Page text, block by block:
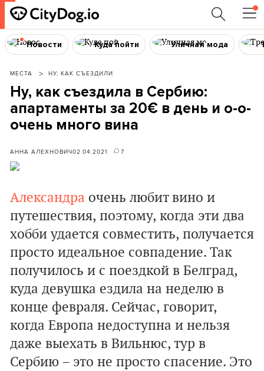
Новости Куда пойти Уличная мода
МЕСТА НУ, КАК СЪЕЗДИЛИ
Ну, как съездила в Сербию:
апартаменты за 20€ в день и о-о-
oчень много вина
АННА АЛЕХНОВИЧ02.04.2021 7
Александра очень любит вино и
путешествия, поэтому, когда эти два
хобби удается совместить, получается
просто идеальное совпадение. Так
получилось и с поездкой в Белград,
куда девушка ездила на неделю в
конце февраля. Сейчас, говорит,
когда Европа недоступна и нельзя
даже выехать в Вильнюс, тур в
Сербию – это не просто спасение. Это